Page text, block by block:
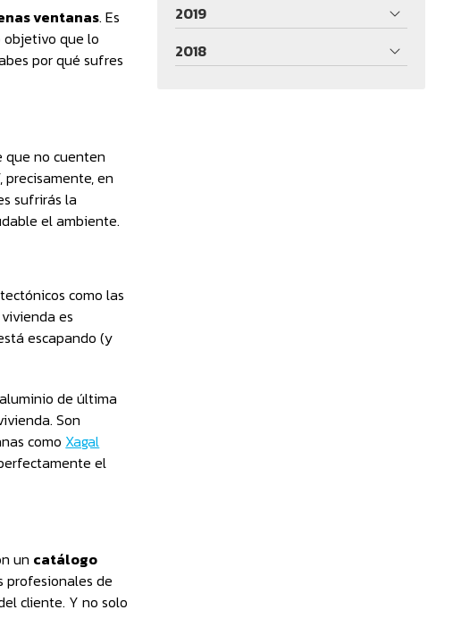
ventanas. Es
objetivo que lo
por qué sufres
que no cuenten
en
sufrirás la
el ambiente.
como las
es
escapando (y
de última
Son
como Xagal
el
un catálogo
profesionales de
cliente. Y no solo
2019
2018